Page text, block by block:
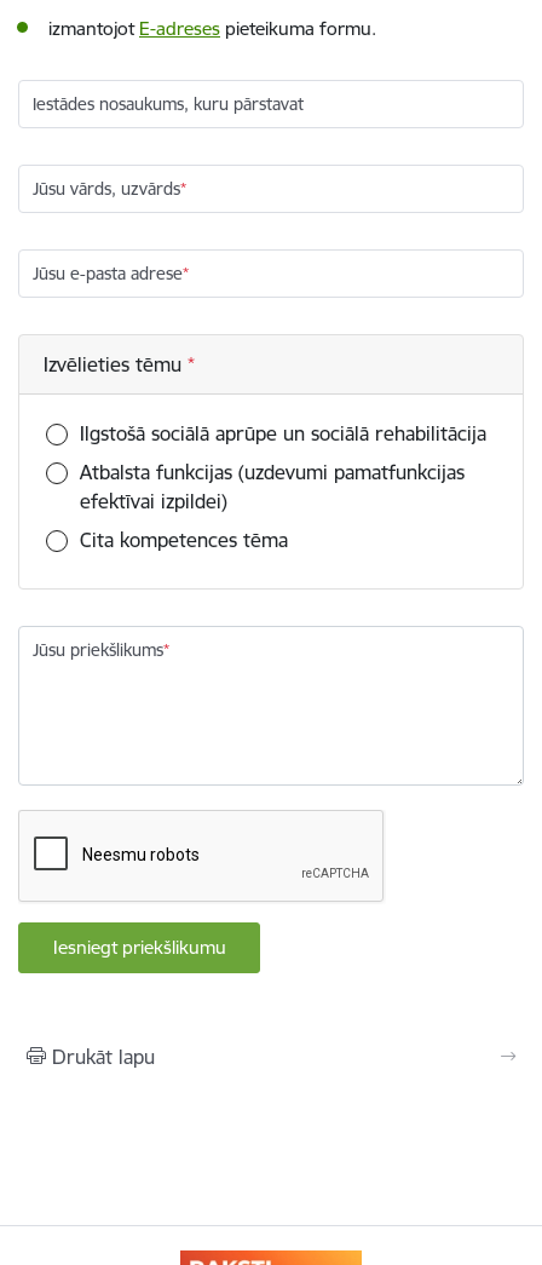
izmantojot E-adreses pieteikuma formu.
Iestādes nosaukums, kuru pārstavat
Jūsu vārds, uzvārds
Jūsu e-pasta adrese
Izvēlieties tēmu
Ilgstošā sociālā aprūpe un sociālā rehabilitācija
Atbalsta funkcijas (uzdevumi pamatfunkcijas
efektīvai izpildei)
Cita kompetences tēma
Jūsu priekšlikums
Drukāt lapu